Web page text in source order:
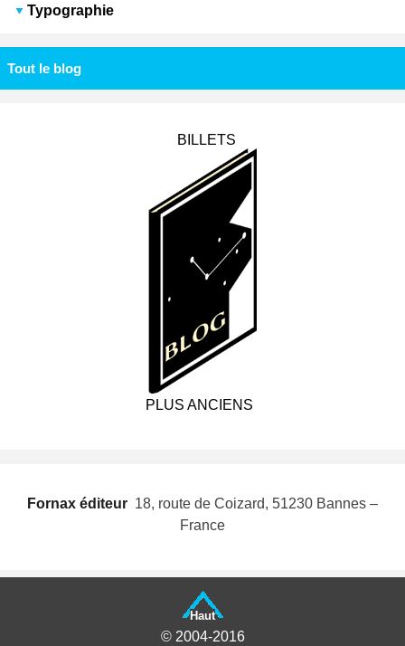
Typographie
Tout le blog
BILLETS
PLUS ANCIENS
Fornax éditeur  18, route de Coizard, 51230 Bannes –
France
Haut
© 2004-2016